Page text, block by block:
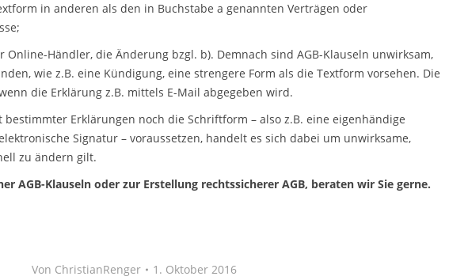
in anderen als den in Buchstabe a genannten Verträgen oder
Händler, die Änderung bzgl. b). Demnach sind AGB-Klauseln unwirksam,
wie z.B. eine Kündigung, eine strengere Form als die Textform vorsehen. Die
die Erklärung z.B. mittels E-Mail abgegeben wird.
bestimmter Erklärungen noch die Schriftform – also z.B. eine eigenhändige
Signatur – voraussetzen, handelt es sich dabei um unwirksame,
zu ändern gilt.
AGB-Klauseln oder zur Erstellung rechtssicherer AGB, beraten wir Sie gerne.
Von ChristianRenger 1. Oktober 2016